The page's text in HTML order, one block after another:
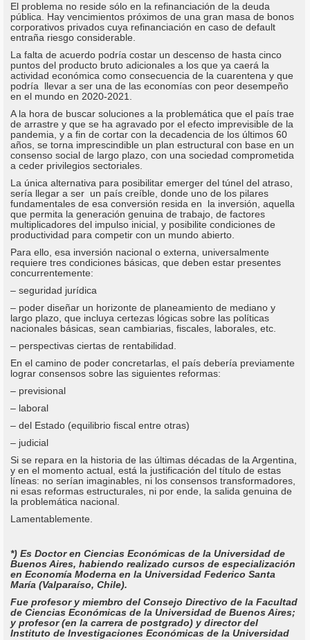
El problema no reside sólo en la refinanciación de la deuda
pública. Hay vencimientos próximos de una gran masa de bonos
corporativos privados cuya refinanciación en caso de default
entraña riesgo considerable.
La falta de acuerdo podría costar un descenso de hasta cinco
puntos del producto bruto adicionales a los que ya caerá la
actividad económica como consecuencia de la cuarentena y que
podría llevar a ser una de las economías con peor desempeño
en el mundo en 2020-2021.
A la hora de buscar soluciones a la problemática que el país trae
de arrastre y que se ha agravado por el efecto imprevisible de la
pandemia, y a fin de cortar con la decadencia de los últimos 60
años, se torna imprescindible un plan estructural con base en un
consenso social de largo plazo, con una sociedad comprometida
a ceder privilegios sectoriales.
La única alternativa para posibilitar emerger del túnel del atraso,
sería llegar a ser un país creíble, donde uno de los pilares
fundamentales de esa conversión resida en la inversión, aquella
que permita la generación genuina de trabajo, de factores
multiplicadores del impulso inicial, y posibilite condiciones de
productividad para competir con un mundo abierto.
Para ello, esa inversión nacional o externa, universalmente
requiere tres condiciones básicas, que deben estar presentes
concurrentemente:
– seguridad jurídica
– poder diseñar un horizonte de planeamiento de mediano y
largo plazo, que incluya certezas lógicas sobre las políticas
nacionales básicas, sean cambiarias, fiscales, laborales, etc.
– perspectivas ciertas de rentabilidad.
En el camino de poder concretarlas, el país debería previamente
lograr consensos sobre las siguientes reformas:
– previsional
– laboral
– del Estado (equilibrio fiscal entre otras)
– judicial
Si se repara en la historia de las últimas décadas de la Argentina,
y en el momento actual, está la justificación del título de estas
líneas: no serían imaginables, ni los consensos transformadores,
ni esas reformas estructurales, ni por ende, la salida genuina de
la problemática nacional.
Lamentablemente.
*) Es Doctor en Ciencias Económicas de la Universidad de
Buenos Aires, habiendo realizado cursos de especialización
en Economía Moderna en la Universidad Federico Santa
María (Valparaíso, Chile).
Fue profesor y miembro del Consejo Directivo de la Facultad
de Ciencias Económicas de la Universidad de Buenos Aires;
y profesor (en la carrera de postgrado) y director del
Instituto de Investigaciones Económicas de la Universidad